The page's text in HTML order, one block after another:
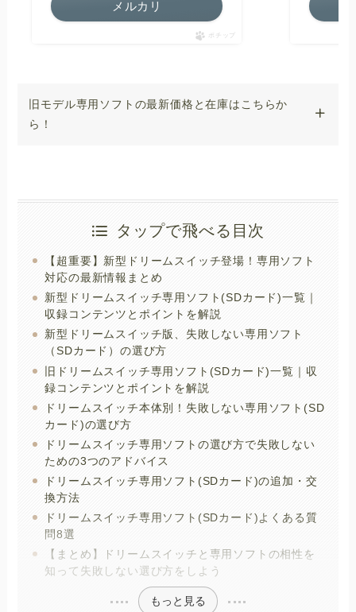
メルカリ
ポチップ
旧モデル専用ソフトの最新価格と在庫はこちらか
ら！
タップで飛べる目次
【超重要】新型ドリームスイッチ登場！専用ソフト
対応の最新情報まとめ
新型ドリームスイッチ専用ソフト(SDカード)一覧｜
収録コンテンツとポイントを解説
新型ドリームスイッチ版、失敗しない専用ソフト
（SDカード）の選び方
旧ドリームスイッチ専用ソフト(SDカード)一覧｜収
録コンテンツとポイントを解説
ドリームスイッチ本体別！失敗しない専用ソフト(SD
カード)の選び方
ドリームスイッチ専用ソフトの選び方で失敗しない
ための3つのアドバイス
ドリームスイッチ専用ソフト(SDカード)の追加・交
換方法
ドリームスイッチ専用ソフト(SDカード)よくある質
問8選
【まとめ】ドリームスイッチと専用ソフトの相性を
知って失敗しない選び方をしよう
もっと見る